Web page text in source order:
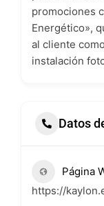
promociones
Energético»,
al cliente
instalación
Datos
Página
https://